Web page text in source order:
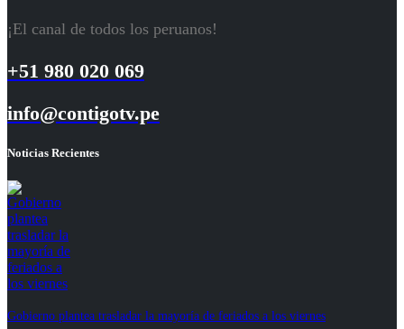
¡El canal de todos los peruanos!
+51 980 020 069
info@contigotv.pe
Noticias Recientes
Gobierno plantea trasladar la mayoría de feriados a los viernes